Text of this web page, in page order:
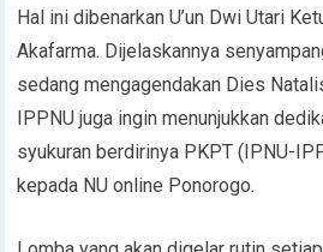
Hal ini dibenarkan U’un Dwi Utari
Akafarma. Dijelaskannya
sedang mengagendakan Dies
IPPNU juga ingin menunjukkan
syukuran berdirinya PKPT (IPNU-
kepada NU online Ponorogo.